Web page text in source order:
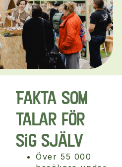
Fakta som
talar för
sig själv
Över 55 000